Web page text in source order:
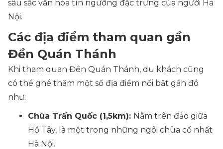
sâu sắc văn hóa tín ngưỡng đặc trưng của người Hà
Nội.
Các địa điểm tham quan gần
Đền Quán Thánh
Khi tham quan Đền Quán Thánh, du khách cũng
có thể ghé thăm một số địa điểm nổi bật gần đó
như:
Chùa Trấn Quốc (1,5km): Nằm trên đảo giữa
Hồ Tây, là một trong những ngôi chùa cổ nhất
Hà Nội.